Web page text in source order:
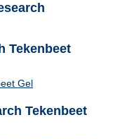
Tekenbeet
Gel
Tekenbeet